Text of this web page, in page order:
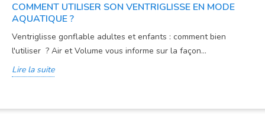
COMMENT UTILISER SON VENTRIGLISSE EN MODE
AQUATIQUE ?
Ventriglisse gonflable adultes et enfants : comment bien
l'utiliser ? Air et Volume vous informe sur la façon...
Lire la suite